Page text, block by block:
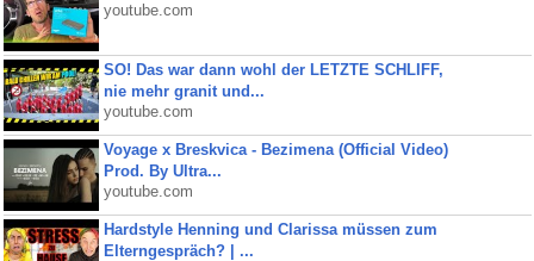
youtube.com
SO! Das war dann wohl der LETZTE SCHLIFF,
nie mehr granit und...
youtube.com
Voyage x Breskvica - Bezimena (Official Video)
Prod. By Ultra...
youtube.com
Hardstyle Henning und Clarissa müssen zum
Elterngespräch? | ...